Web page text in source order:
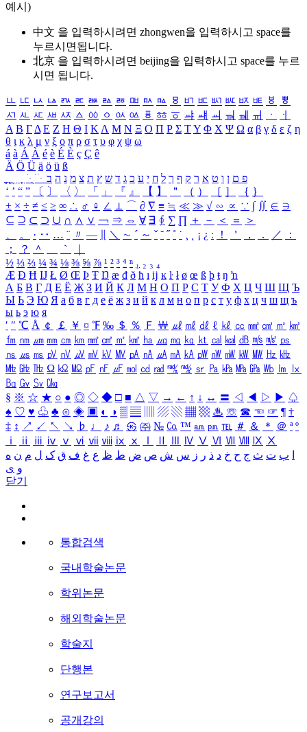
예시)
中文 을 입력하시려면 zhongwen을 입력하시고 space를
누르시면됩니다.
北京 을 입력하시려면 beijing을 입력하시고 space를 누르
시면 됩니다.
ㅥ ㅦ ㅧ ㅨ ㅩ ㅪ ㅫ ㅬ ㅭ ㅮ ㅯ ㅰ ㅱ ㅲ ㅳ ㅴ ㅵ ㅶ ㅷ ㅸ
ㅹ
ㅺ ㅻ ㅼ ㅽ ㅾ ㅿ ㆀ ㆁ ㆂ ㆃ ㆄ ㆅ ㆆ ㆇ ㆈ ㆉ ㆊ ㆋ ㆌ ㆍ
ㆎ
Α Β ΓΔ Ε Ζ Η Θ Ι ΚΛ Μ Ν Ξ Ο Π Ρ Σ ΤΥ Φ Χ Ψ Ω α β γ δ ε ζ η
θ ι κ λ μ ν ξ ο π ρ σ τ υ φ χ ψ ω
á à Á À é è É È ç Ç ê
Ä Ö Ü ä ö ü ß
ִֶֹ ֻּ ׁׂ פ ם ן ו ט א ר ק ף ך ל ח י ע כ ג ד ש ץ ת צ מ נ ה ב
‘ ’ “ ” 〔 〕 〈 〉 「 」 『 』 【 】 ＂ （ ） ［ ］ ｛ ｝
± × ÷ ≠ ≤ ≥ ∞ ∴ ♂ ♀ ∠ ⊥ ⌒ ∂ ∇ ≡ ≒ ≪ ≫ √ ∽ ∝ ∵ ∫ ∬ ∈ ∋
⊆ ⊇ ⊂ ⊃ ∪ ∩ ∧ ∨ ￢ ⇒ ⇔ ∀ ∃ ∮ ∑ ∏ ＋ － ＜ ＝
＞
、
。 · ‥ … ¨ 〃 ― ＼ ∼ ´ ～ ˇ ˘ ˝ ˚ ˙ ¸ ¡ ¿ ː ！ ＇ ， ． ／
：
；
？ ＾ ｀
½ ⅓ ⅔ ¼ ¾ ⅛ ⅜ ⅝ ⅞ ¹ ² ³ ⁴ ⁿ ₁ ₂ ₃ ₄
Æ Ð Ħ Ĳ Ł Ø Œ Þ Ŧ Ŋ æ đ ð ħ ı ĳ ĸ ŀ ł ø œ ß þ ŧ ŋ ŉ
А Б В Г Д Е Ё Ж З И Й К Л М Н О П Р С Т У Ф Х Ц Ч Ш Щ Ъ
Ы Ь Э Ю Я а б в г д е ё ж з и й к л м н о п р с т у ф х ц ч ш щ ъ
ы ь э ю я
′ ″ ℃ Å ￠ ￡ ￥ ¤ ℉ ‰ ＄ ％ Ｆ ￦ ㎕ ㎖ ㎗ ℓ ㎘ ㏄ ㎣ ㎤ ㎥ ㎦
㎙ ㎚ ㎛ ㎜ ㎝ ㎞ ㎟ ㎠ ㎡ ㎢ ㏊ ㎍ ㎎ ㎏ ㏏ ㎈ ㎉ ㏈ ㎧ ㎨ ㎰
㎱ ㎲ ㎳ ㎴ ㎵ ㎶ ㎷ ㎸ ㎹ ㎀ ㎁ ㎂ ㎃ ㎄ ㎺ ㎻ ㎽ ㎾ ㎿ ㎐ ㎑
㎒ ㎓ ㎔ Ω ㏀ ㏁ ㎊ ㎋ ㎌ ㏖ ㏅ ㎭ ㎮ ㎯ ㏛ ㎩ ㎪ ㎫ ㎬ ㏝ ㏐
㏓
㏃ ㏉ ㏜ ㏆
§ ※ ☆ ★ ○ ● ◎ ◇ ◆ □ ■ △ ▽ → ← ↑ ↓ ↔ 〓 ◁ ◀ ▷ ▶ ♤
♠ ♡ ♥ ♧ ♣ ⊙ ◈ ▣ ◐ ◑ ▒ ▤ ▨ ▧ ▦ ▩ ♨ ☏ ☎ ☜ ☞ ¶ †
‡ ↕ ↗ ↙ ↖ ↘ ♭ ♩ ♪ ♬ ㉿ ㈜ № ㏇ ™ ㏂ ㏘ ℡ ＃ ＆ ＊ ＠ ª º
ⅰ
ⅱ ⅲ ⅳ ⅴ ⅵ ⅶ ⅷ ⅸ ⅹ Ⅳ Ⅴ Ⅵ Ⅶ Ⅷ Ⅸ Ⅹ
ب ت ث ج ح خ د ذ ر ز س ش ص ض ط ظ ع غ ف ق ک ل م ن ه
و ی
닫기
통합검색
국내학술논문
학위논문
해외학술논문
학술지
단행본
연구보고서
공개강의